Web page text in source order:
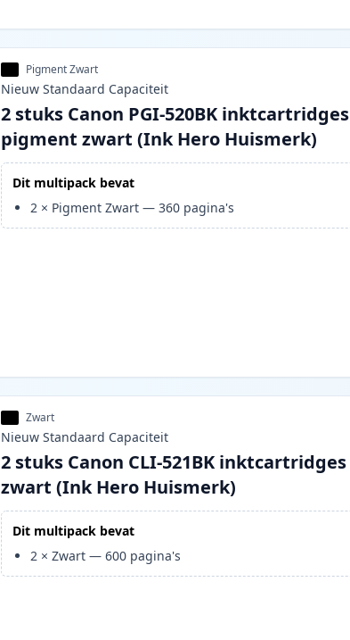
Pigment Zwart
Nieuw Standaard Capaciteit
2 stuks Canon PGI-520BK inktcartridges
pigment zwart (Ink Hero Huismerk)
Dit multipack bevat
2 × Pigment Zwart —360 pagina's
Zwart
Nieuw Standaard Capaciteit
2 stuks Canon CLI-521BK inktcartridges
zwart (Ink Hero Huismerk)
Dit multipack bevat
2 ×Zwart —600 pagina's